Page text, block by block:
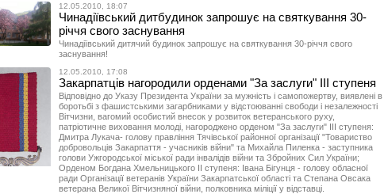
12.05.2010, 18:07
Чинадіївський дитбудинок запрошує на святкування 30-
річчя свого заснування
Чинадіївський дитячий будинок запрошує на святкування 30-річчя свого
заснування!
12.05.2010, 17:08
Закарпатців нагородили орденами "За заслуги" III ступеня
Відповідно до Указу Президента України за мужність і самопожертву, виявлені в
боротьбі з фашистськими загарбниками у відстоюванні свободи і незалежності
Вітчизни, вагомий особистий внесок у розвиток ветеранського руху,
патріотичне виховання молоді, нагороджено орденом "За заслуги" III ступеня:
Дмитра Лукача- голову правління Тячівської районної організації "Товариство
добровольців Закарпаття - учасників війни" та Михайла Пиленка - заступника
голови Ужгородської міської ради інвалідів війни та Збройних Сил України;
Орденом Богдана Хмельницького II ступеня: Івана Бігунця - голову обласної
ради Організації ветеранів України Закарпатської області та Степана Овсака
ветерана Великої Вітчизняної війни, полковника міліції у відставці.